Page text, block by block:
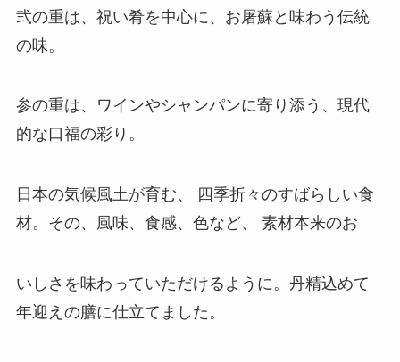
弐の重は、祝い肴を中心に、お屠蘇と味わう伝統
の味。
参の重は、ワインやシャンパンに寄り添う、現代
的な口福の彩り。
日本の気候風土が育む、 四季折々のすばらしい食
材。その、風味、食感、色など、 素材本来のお
いしさを味わっていただけるように。丹精込めて
年迎えの膳に仕立てました。